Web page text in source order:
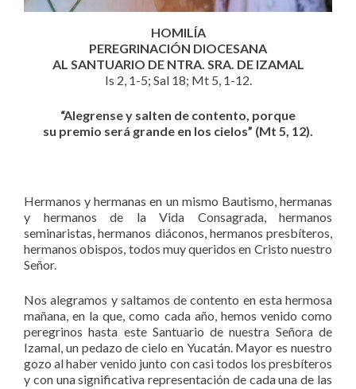
HOMILÍA
PEREGRINACIÓN DIOCESANA
AL SANTUARIO DE NTRA. SRA. DE IZAMAL
Is 2, 1-5; Sal 18; Mt 5, 1-12.
“Alegrense y salten de contento, porque
su premio será grande en los cielos” (Mt 5, 12).
Hermanos y hermanas en un mismo Bautismo, hermanas
y hermanos de la Vida Consagrada, hermanos
seminaristas, hermanos diáconos, hermanos presbíteros,
hermanos obispos, todos muy queridos en Cristo nuestro
Señor.
Nos alegramos y saltamos de contento en esta hermosa
mañana, en la que, como cada año, hemos venido como
peregrinos hasta este Santuario de nuestra Señora de
Izamal, un pedazo de cielo en Yucatán. Mayor es nuestro
gozo al haber venido junto con casi todos los presbíteros
y con una significativa representación de cada una de las